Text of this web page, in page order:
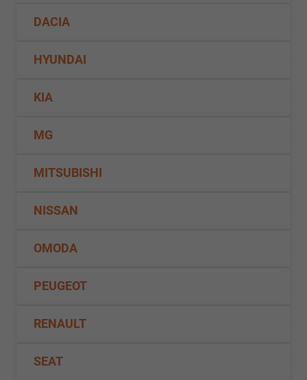
DACIA
HYUNDAI
KIA
MG
MITSUBISHI
NISSAN
OMODA
PEUGEOT
RENAULT
SEAT